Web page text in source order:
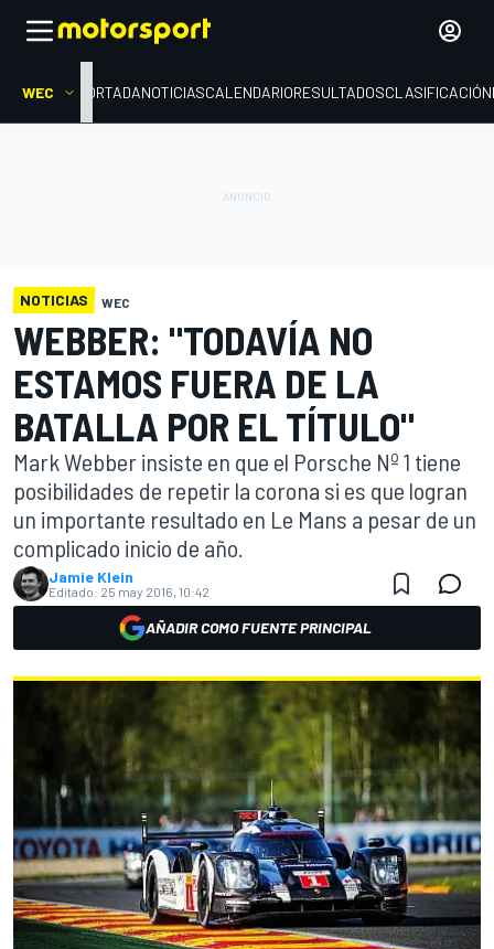
WEC PORTADANOTICIASCALENDARIORESULTADOSCLASIFICACIÓN
NOTICIAS WEC
WEBBER: "TODAVÍA NO
ESTAMOS FUERA DE LA
BATALLA POR EL TÍTULO"
Mark Webber insiste en que el Porsche Nº 1 tiene
posibilidades de repetir la corona si es que logran
un importante resultado en Le Mans a pesar de un
complicado inicio de año.
Jamie Klein
Editado: 25 may 2016, 10:42
AÑADIR COMO FUENTE PRINCIPAL